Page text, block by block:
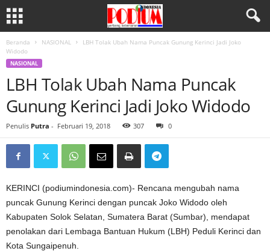
Beranda NASIONAL
LBH Tolak Ubah Nama Puncak Gunung Kerinci Jadi Joko
Widodo
NASIONAL
LBH Tolak Ubah Nama Puncak
Gunung Kerinci Jadi Joko Widodo
Penulis Putra - Februari 19, 2018 307 0
KERINCI (podiumindonesia.com)- Rencana mengubah nama
puncak Gunung Kerinci dengan puncak Joko Widodo oleh
Kabupaten Solok Selatan, Sumatera Barat (Sumbar), mendapat
penolakan dari Lembaga Bantuan Hukum (LBH) Peduli Kerinci dan
Kota Sungaipenuh.